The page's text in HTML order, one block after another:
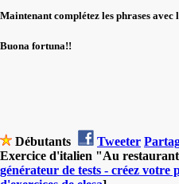
Maintenant complétez les phrases avec
Buona fortuna!!
Débutants Tweeter
Exercice d'italien "Au
générateur de tests - créez votre